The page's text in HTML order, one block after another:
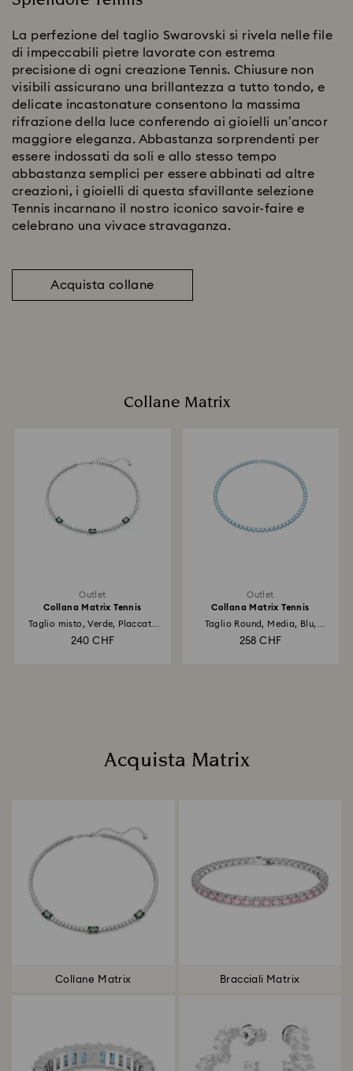
La perfezione del taglio Swarovski si rivela nelle file
di impeccabili pietre lavorate con estrema
precisione di ogni creazione Tennis. Chiusure non
visibili assicurano una brillantezza a tutto tondo, e
delicate incastonature consentono la massima
rifrazione della luce conferendo ai gioielli un’ancor
maggiore eleganza. Abbastanza sorprendenti per
essere indossati da soli e allo stesso tempo
abbastanza semplici per essere abbinati ad altre
creazioni, i gioielli di questa sfavillante selezione
Tennis incarnano il nostro iconico savoir-faire e
celebrano una vivace stravaganza.
Acquista collane
Collane Matrix
Outlet
Collana Matrix Tennis
Taglio misto, Verde, Placcato
240 CHF
Outlet
Collana Matrix Tennis
Taglio Round, Media, Blu,
258 CHF
Acquista Matrix
Collane Matrix Bracciali Matrix